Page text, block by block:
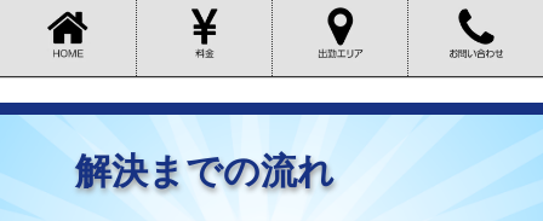
解決までの流れ